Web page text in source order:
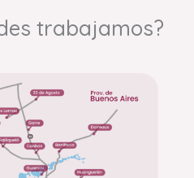
trabajamos?